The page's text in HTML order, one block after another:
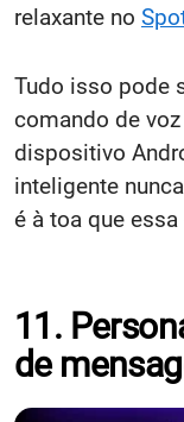
relaxante no
Tudo isso pode
comando de
dispositivo
inteligente
é à toa que
11.
de